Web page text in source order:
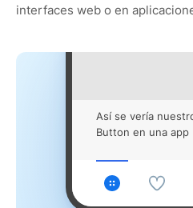
interfaces web o en
Así se vería
Button en una app